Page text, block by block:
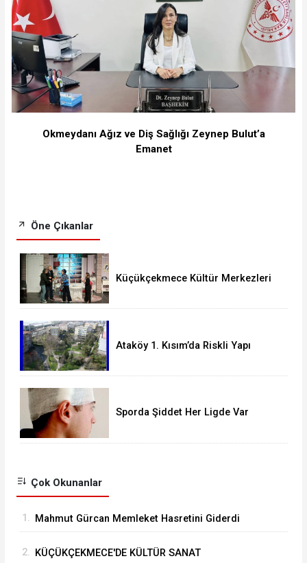
Okmeydanı Ağız ve Diş Sağlığı Zeynep Bulut’a
Emanet
Öne Çıkanlar
Küçükçekmece Kültür Merkezleri
Ataköy 1. Kısım’da Riskli Yapı
Sporda Şiddet Her Ligde Var
Çok Okunanlar
1. Mahmut Gürcan Memleket Hasretini Giderdi
2. KÜÇÜKÇEKMECE'DE KÜLTÜR SANAT